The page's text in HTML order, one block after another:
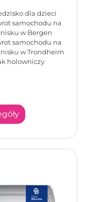
dla dzieci
samochodu na
w Bergen
samochodu na
w Trondheim
holowniczy